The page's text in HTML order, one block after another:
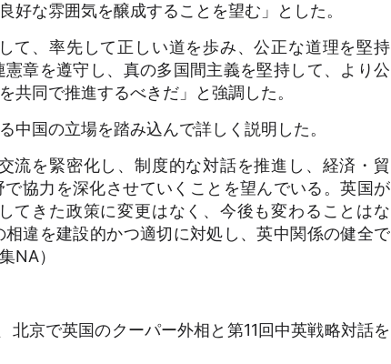
な雰囲気を醸成することを望む」とした。
、率先して正しい道を歩み、公正な道理を堅持
章を遵守し、真の多国間主義を堅持して、より公
共同で推進するべきだ」と強調した。
国の立場を踏み込んで詳しく説明した。
を緊密化し、制度的な対話を推進し、経済・貿
協力を深化させていくことを望んでいる。英国が
てきた政策に変更はなく、今後も変わることはな
違を建設的かつ適切に対処し、英中関係の健全で
NA）
京で英国のクーパー外相と第11回中英戦略対話を